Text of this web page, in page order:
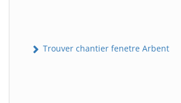
Trouver chantier fenetre Arbent